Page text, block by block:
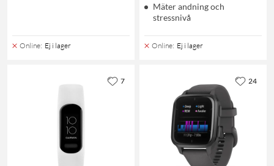
Online: Ej i lager
Mäter andning och
stressnivå
Online: Ej i lager
7 24